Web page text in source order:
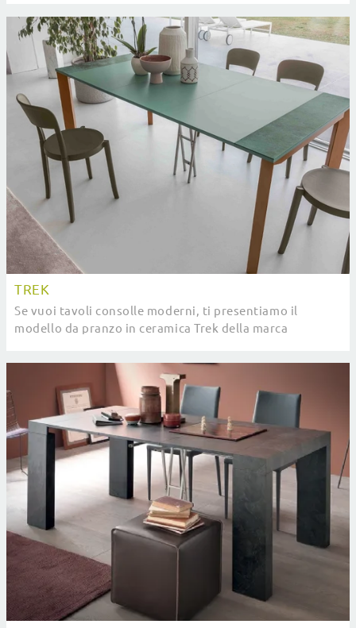
TREK
Se vuoi tavoli consolle moderni, ti presentiamo il
modello da pranzo in ceramica Trek della marca